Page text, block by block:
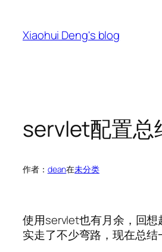
Xiaohui Deng's blog
servlet配置总
作者： dean在未分类
使用servlet也有月余，回
实走了不少弯路，现在总结